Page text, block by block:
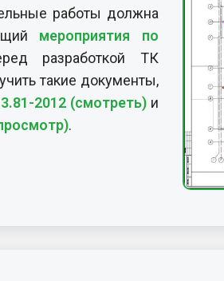
работы должна
мероприятия по
разработкой ТК
такие документы,
2012 (смотреть) и
.